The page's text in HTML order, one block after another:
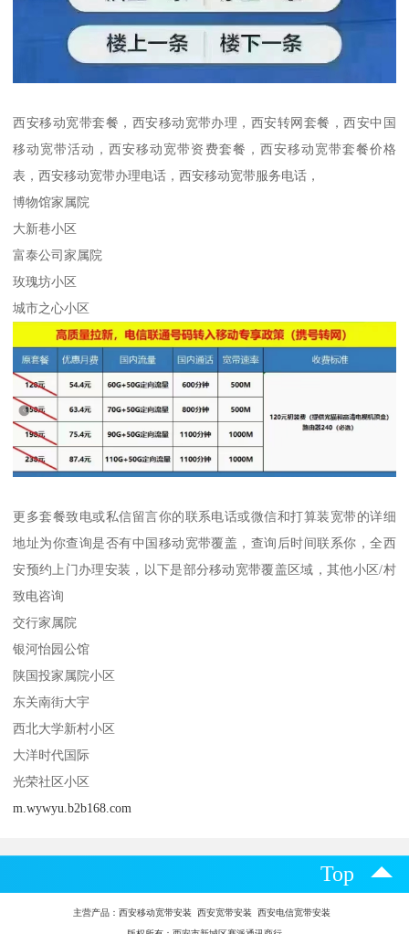
西安移动宽带套餐，西安移动宽带办理，西安转网套餐，西安中国
移动宽带活动，西安移动宽带资费套餐，西安移动宽带套餐价格
表，西安移动宽带办理电话，西安移动宽带服务电话，
博物馆家属院
大新巷小区
富泰公司家属院
玫瑰坊小区
城市之心小区
更多套餐致电或私信留言你的联系电话或微信和打算装宽带的详细
地址为你查询是否有中国移动宽带覆盖，查询后时间联系你，全西
安预约上门办理安装，以下是部分移动宽带覆盖区域，其他小区/村
致电咨询
交行家属院
银河怡园公馆
陕国投家属院小区
东关南街大宇
西北大学新村小区
大洋时代国际
光荣社区小区
m.wywyu.b2b168.com
Top
主营产品： 西安移动宽带安装 西安宽带安装 西安电信宽带安装